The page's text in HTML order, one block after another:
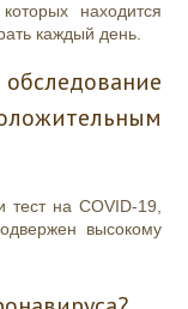
находится
каждый день.
тест на COVID-19,
высокому